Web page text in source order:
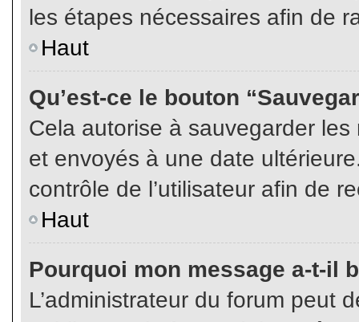
les étapes nécessaires afin de
Haut
Qu’est-ce le bouton
Cela autorise à sauvegarder
et envoyés à une date
contrôle de l’utilisateur afin de
Haut
Pourquoi mon message a-t-il
L’administrateur du forum peut